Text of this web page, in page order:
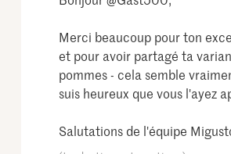
Merci beaucoup pour ton
et pour avoir partagé ta
pommes - cela semble
suis heureux que vous l'ayez
Salutations de l'équipe